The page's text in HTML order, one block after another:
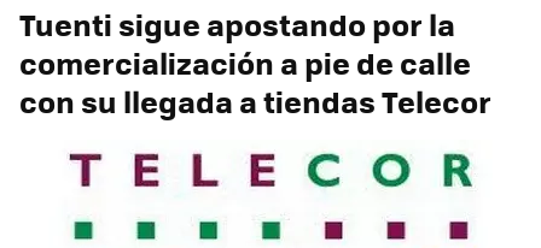
Tuenti sigue apostando por la
comercialización a pie de calle
con su llegada a tiendas Telecor